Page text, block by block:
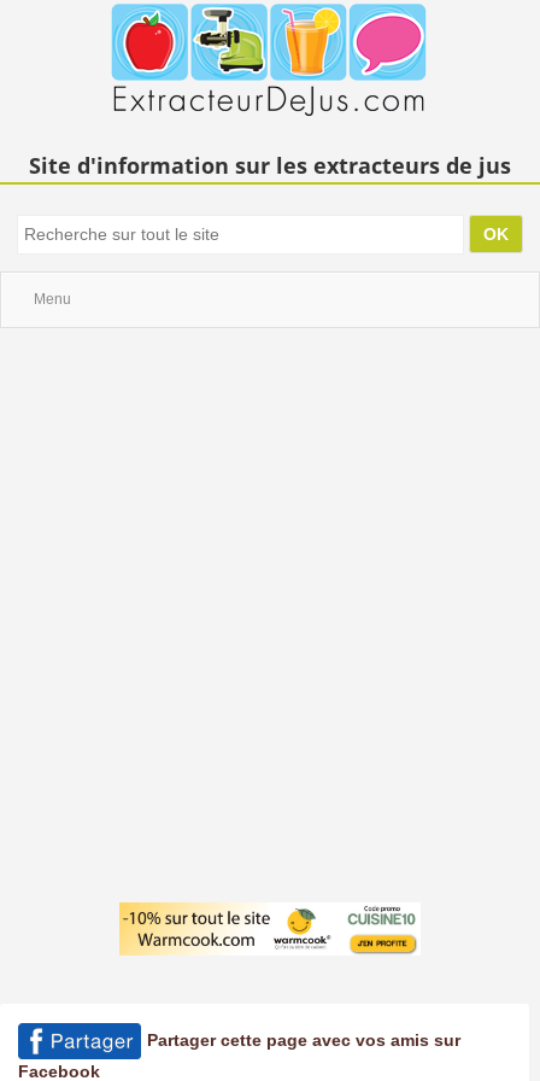
Site d'information sur les extracteurs de jus
Menu
Partager cette page avec vos amis sur
Facebook